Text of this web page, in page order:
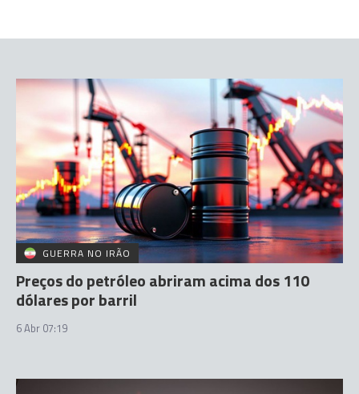
GUERRA NO IRÃO
Preços do petróleo abriram acima dos 110
dólares por barril
6 Abr 07:19